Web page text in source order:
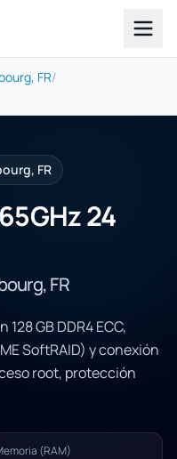
FR/
FR
24
FR
GB DDR4 ECC,
SoftRAID) y conexión
root, protección
(RAM)